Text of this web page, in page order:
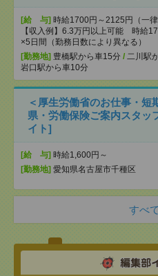
[給 与] 時給1700円～2125円（一律
【収入例】6.3万円以上可能 時給
×5日間（勤務日数により異なる）
[勤務地] 豊橋駅から車15分 / 二川駅
岩口駅から車10分
＜厚生労働省のお仕事・短
県・労働保険ご案内スタッ
イト]
[給 与] 時給1,600円～
[勤務地] 愛知県名古屋市千種区
すべ